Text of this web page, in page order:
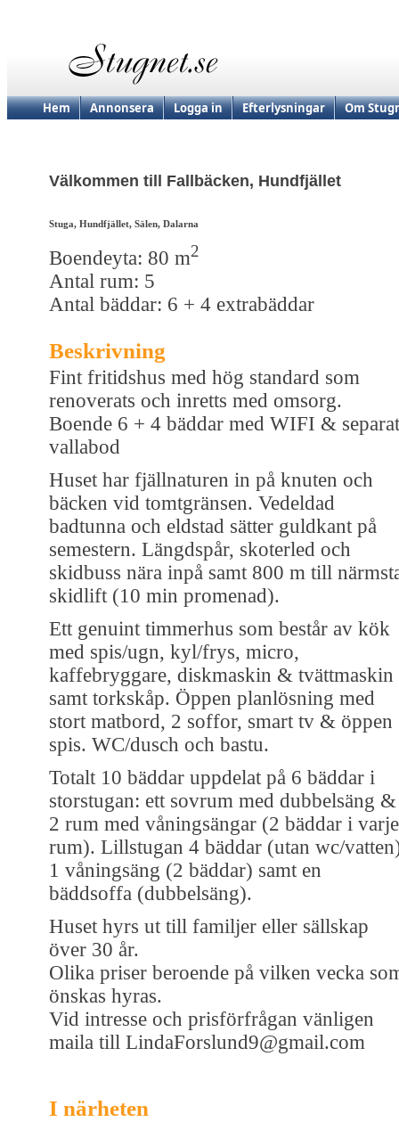
Hem Annonsera Logga in Efterlysningar Om
Välkommen till Fallbäcken, Hundfjället
Stuga, Hundfjället, Sälen, Dalarna
Boendeyta: 80 m2
Antal rum: 5
Antal bäddar: 6 + 4 extrabäddar
Beskrivning
Fint fritidshus med hög standard som
renoverats och inretts med omsorg.
Boende 6 + 4 bäddar med WIFI & separat
vallabod
Huset har fjällnaturen in på knuten och
bäcken vid tomtgränsen. Vedeldad
badtunna och eldstad sätter guldkant på
semestern. Längdspår, skoterled och
skidbuss nära inpå samt 800 m till
skidlift (10 min promenad).
Ett genuint timmerhus som består av kök
med spis/ugn, kyl/frys, micro,
kaffebryggare, diskmaskin & tvättmaskin
samt torkskåp. Öppen planlösning med
stort matbord, 2 soffor, smart tv & öppen
spis. WC/dusch och bastu.
Totalt 10 bäddar uppdelat på 6 bäddar i
storstugan: ett sovrum med dubbelsäng &
2 rum med våningsängar (2 bäddar i varje
rum). Lillstugan 4 bäddar (utan wc/
1 våningsäng (2 bäddar) samt en
bäddsoffa (dubbelsäng).
Huset hyrs ut till familjer eller sällskap
över 30 år.
Olika priser beroende på vilken vecka
önskas hyras.
Vid intresse och prisförfrågan vänligen
maila till LindaForslund9@gmail.com
I närheten